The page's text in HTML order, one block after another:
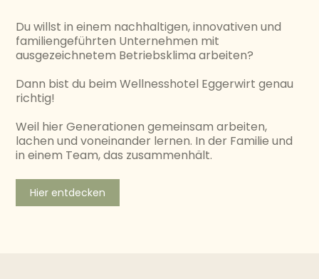
Du willst in einem nachhaltigen, innovativen und
familiengeführten Unternehmen mit
ausgezeichnetem Betriebsklima arbeiten?
Dann bist du beim Wellnesshotel Eggerwirt genau
richtig!
Weil hier Generationen gemeinsam arbeiten,
lachen und voneinander lernen. In der Familie und
in einem Team, das zusammenhält.
Hier entdecken